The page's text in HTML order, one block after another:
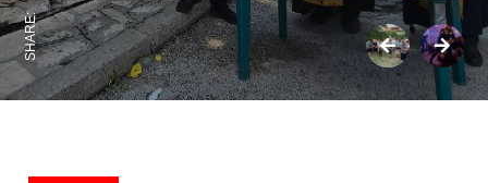
SHARE: